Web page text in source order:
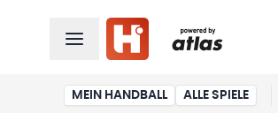
MEIN HANDBALL ALLE SPIELE